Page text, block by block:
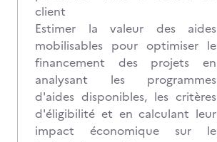
client
Estimer la valeur des aides
mobilisables pour optimiser le
financement des projets en
analysant les programmes
d'aides disponibles, les critères
d'éligibilité et en calculant leur
impact économique sur le